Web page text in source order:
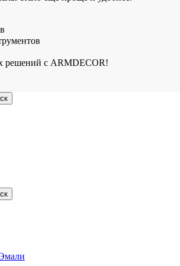
решений с ARMDECOR!